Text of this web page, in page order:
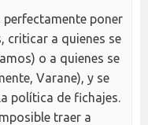
poner
criticar a quienes se
o a quienes se
Varane), y se
política de fichajes.
traer a